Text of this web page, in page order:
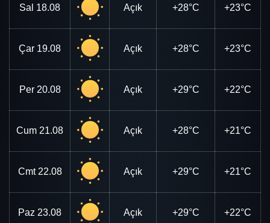
Sal 18.08 Açık +28°C +23°C
Çar 19.08 Açık +28°C +23°C
Per 20.08 Açık +29°C +22°C
Cum 21.08 Açık +28°C +21°C
Cmt 22.08 Açık +29°C +21°C
Paz 23.08 Açık +29°C +22°C